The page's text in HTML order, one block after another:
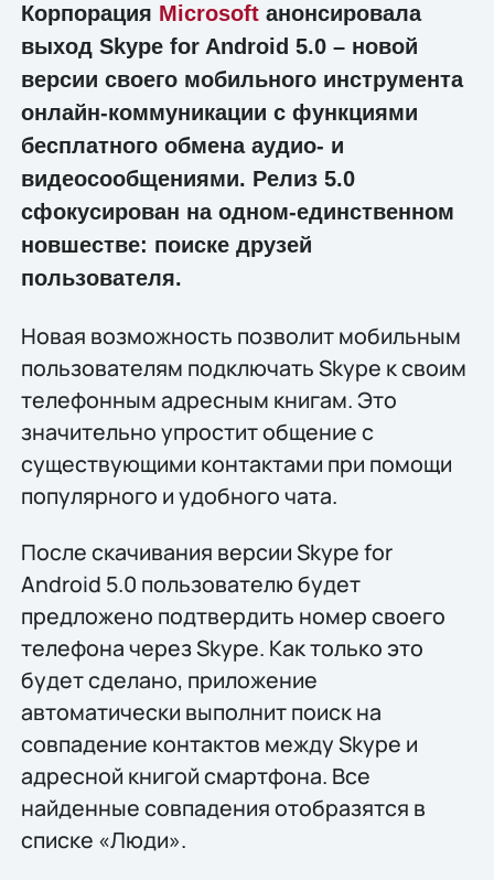
Корпорация Microsoftанонсировала
выход Skype for Android 5.0 – новой
версии своего мобильного инструмента
онлайн-коммуникации с функциями
бесплатного обмена аудио- и
видеосообщениями. Релиз 5.0
сфокусирован на одном-единственном
новшестве: поиске друзей
пользователя.
Новая возможность позволит мобильным
пользователям подключать Skype к своим
телефонным адресным книгам. Это
значительно упростит общение с
существующими контактами при помощи
популярного и удобного чата.
После скачивания версии Skype for
Android 5.0 пользователю будет
предложено подтвердить номер своего
телефона через Skype. Как только это
будет сделано, приложение
автоматически выполнит поиск на
совпадение контактов между Skype и
адресной книгой смартфона. Все
найденные совпадения отобразятся в
списке «Люди».